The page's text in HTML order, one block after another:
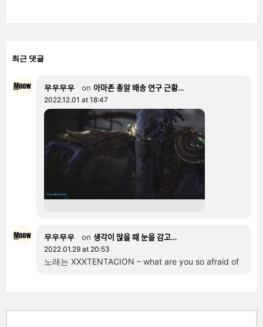
최근 댓글
무우무우 on 아마존 총알 배송 연구 근황…
2022.12.01 at 18:47
무우무우 on 생각이 많을 때 눈을 감고…
2022.01.29 at 20:53
노래는 XXXTENTACION – what are you so afraid of